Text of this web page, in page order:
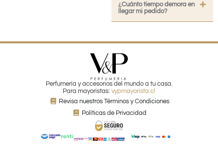
¿Cuánto tiempo demora en
llegar mi pedido?
Perfumería y accesorios del mundo a tu casa.
Para mayoristas: vypmayorista.cl
Revisa nuestros Términos y Condiciones
Políticas de Privacidad